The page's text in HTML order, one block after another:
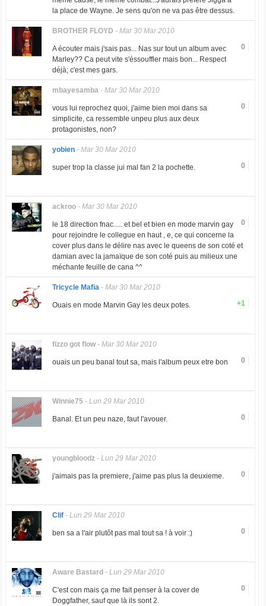
la place de Wayne. Je sens qu'on ne va pas être dessus.
BROTHER FLOYD - Mar 30 Mar 2010
0
A écouter mais j'sais pas... Nas sur tout un album avec
Marley?? Ca peut vite s'éssouffler mais bon... Respect
déjà; c'est mes gars.
mbayesamba- Mar 30 Mar 2010
0
vous lui reprochez quoi, j'aime bien moi dans sa
simplicite, ca ressemble unpeu plus aux deux
protagonistes, non?
yobien- Mar 30 Mar 2010
0
super trop la classe jui mal fan 2 la pochette.
ackroo- Mar 30 Mar 2010
0
le 18 direction fnac..... et bel et bien en mode marvin gay
pour rejoindre le collegue en haut , e, ce qui concerne la
cover plus dans le délire nas avec le queens de son coté et
damian avec la jamaïque de son coté puis au milieux une
méchante feuille de cana ^^
Tricycle Mafia- Mar 30 Mar 2010
+1
Ouais en mode Marvin Gay les deux potes.
fizzo got flow- Mar 30 Mar 2010
0
ouais un peu banal tout sa, mais l'album peux etre bon
Winnie75- Lun 29 Mar 2010
0
Banal. Et un peu naze, faut l'avouer.
youngbloodz- Lun 29 Mar 2010
0
j'aimais pas la premiere, j'aime pas plus la deuxieme.
Clif- Lun 29 Mar 2010
0
ben sa a l'air plutôt pas mal tout sa ! à voir :)
Aware Bastard - Lun 29 Mar 2010
0
C'est con mais ça me fait penser à la cover de
Doggfather, sauf que là ils sont 2.